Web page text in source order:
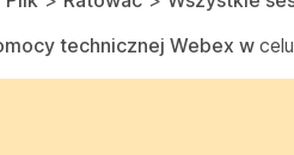
technicznej Webex w